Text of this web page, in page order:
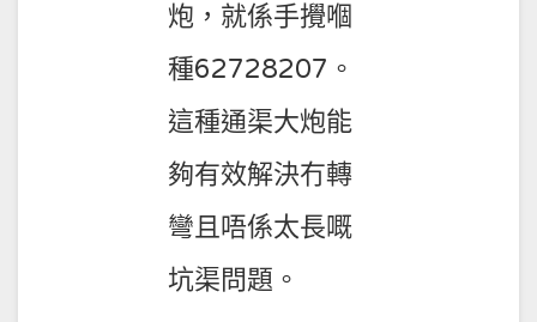
炮 ，就係手攪嗰
種62728207 。
這種通渠大炮能
夠有效解決冇轉
彎且唔係太長嘅
坑渠問題。